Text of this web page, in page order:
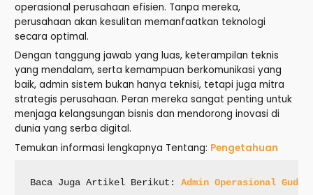
operasional perusahaan efisien. Tanpa mereka,
perusahaan akan kesulitan memanfaatkan teknologi
secara optimal.
Dengan tanggung jawab yang luas, keterampilan teknis
yang mendalam, serta kemampuan berkomunikasi yang
baik, admin sistem bukan hanya teknisi, tetapi juga mitra
strategis perusahaan. Peran mereka sangat penting untuk
menjaga kelangsungan bisnis dan mendorong inovasi di
dunia yang serba digital.
Temukan informasi lengkapnya Tentang: Pengetahuan
Baca Juga Artikel Berikut: Admin Operasional